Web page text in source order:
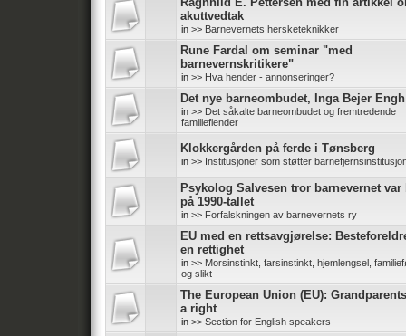
akuttvedtak
in >> Barnevernets hersketeknikker
Rune Fardal om seminar "med
barnevernskritikere"
in >> Hva hender - annonseringer?
Det nye barneombudet, Inga Bejer Engh
in >> Det såkalte barneombudet og fremtredende
familiefiender
Klokkergården på ferde i Tønsberg
in >> Institusjoner som støtter
Psykolog Salvesen tror barnevernet var
på 1990-tallet
in >> Forfalskningen av barnevernets ry
EU med en rettsavgjørelse:
en rettighet
in >> Morsinstinkt, farsinstinkt, hjemlengsel,
og slikt
The European Union (EU):
a right
in >> Section for English speakers